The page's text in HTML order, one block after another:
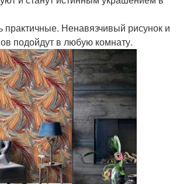
практичные. Ненавязчивый рисунок и
подойдут в любую комнату.